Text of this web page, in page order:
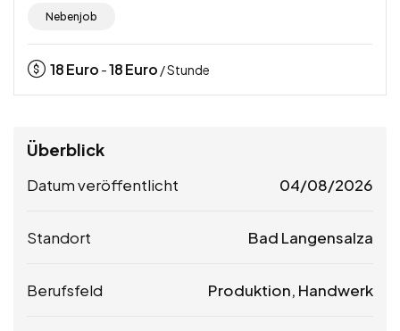
Nebenjob
18Euro -18Euro / Stunde
Überblick
Datum veröffentlicht 04/08/2026
Standort Bad Langensalza
Berufsfeld Produktion, Handwerk